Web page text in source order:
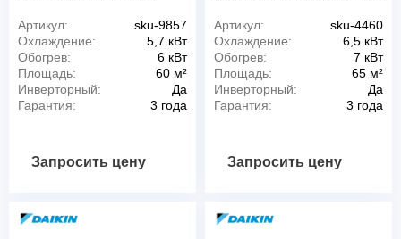
Артикул:
sku-9857
Охлаждение:
5,7 кВт
Обогрев:
6 кВт
Площадь:
60 м²
Инверторный:
Да
Гарантия:
3 года
Запросить цену
Артикул:
sku-4460
Охлаждение:
6,5 кВт
Обогрев:
7 кВт
Площадь:
65 м²
Инверторный:
Да
Гарантия:
3 года
Запросить цену